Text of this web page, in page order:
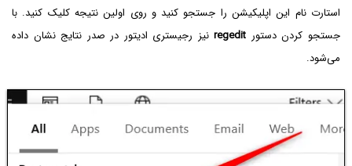
استارت نام این اپلیکیشن را جستجو کنید و روی اولین نتیجه کلیک کنید. با
جستجو کردن دستور regeditنیز رجیستری ادیتور در صدر نتایج نشان داده
می‌شود.